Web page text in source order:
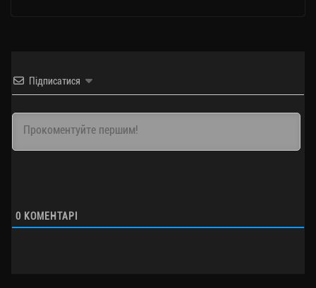
Підписатися
0 КОМЕНТАРІ